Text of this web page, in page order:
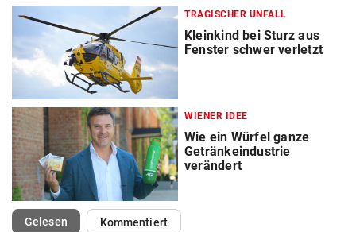
TRAGISCHER UNFALL
Kleinkind bei Sturz aus
Fenster schwer verletzt
WIENER IDEE
Wie ein Würfel ganze
Getränkeindustrie
verändert
Gelesen(ausgewählt)Kommentiert